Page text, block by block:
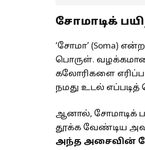
சோமாடிக்
‘சோமா’ (Soma)
பொருள். வழக்கமான
கலோரிகளை
நமது உடல்
ஆனால், சோமாடிக்
தூக்க வேண்டிய
அந்த அசைவின்